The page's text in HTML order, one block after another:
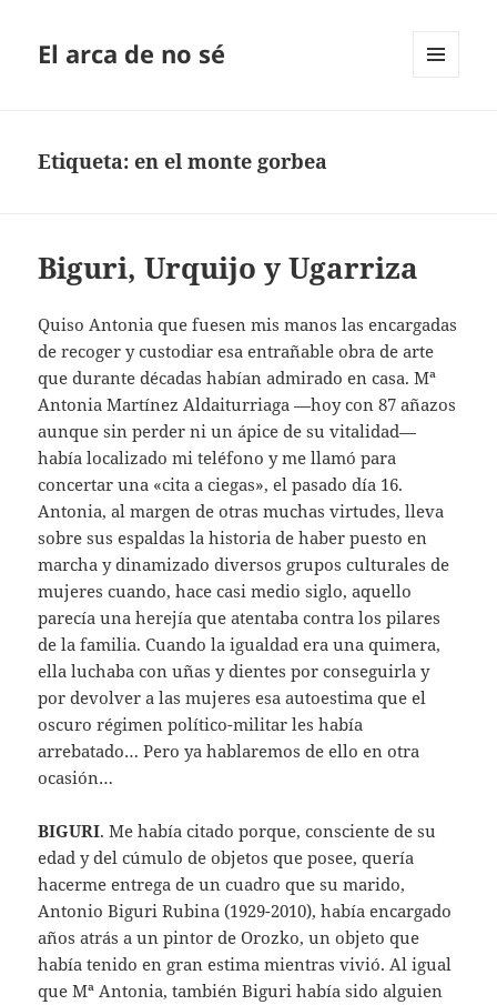
El arca de no sé
Etiqueta:en el monte gorbea
Biguri, Urquijo y Ugarriza
Quiso Antonia que fuesen mis manos las encargadas
de recoger y custodiar esa entrañable obra de arte
que durante décadas habían admirado en casa. Mª
Antonia Martínez Aldaiturriaga —hoy con 87 añazos
aunque sin perder ni un ápice de su vitalidad—
había localizado mi teléfono y me llamó para
concertar una «cita a ciegas», el pasado día 16.
Antonia, al margen de otras muchas virtudes, lleva
sobre sus espaldas la historia de haber puesto en
marcha y dinamizado diversos grupos culturales de
mujeres cuando, hace casi medio siglo, aquello
parecía una herejía que atentaba contra los pilares
de la familia. Cuando la igualdad era una quimera,
ella luchaba con uñas y dientes por conseguirla y
por devolver a las mujeres esa autoestima que el
oscuro régimen político-militar les había
arrebatado… Pero ya hablaremos de ello en otra
ocasión…
BIGURI. Me había citado porque, consciente de su
edad y del cúmulo de objetos que posee, quería
hacerme entrega de un cuadro que su marido,
Antonio Biguri Rubina (1929-2010), había encargado
años atrás a un pintor de Orozko, un objeto que
había tenido en gran estima mientras vivió. Al igual
que Mª Antonia, también Biguri había sido alguien